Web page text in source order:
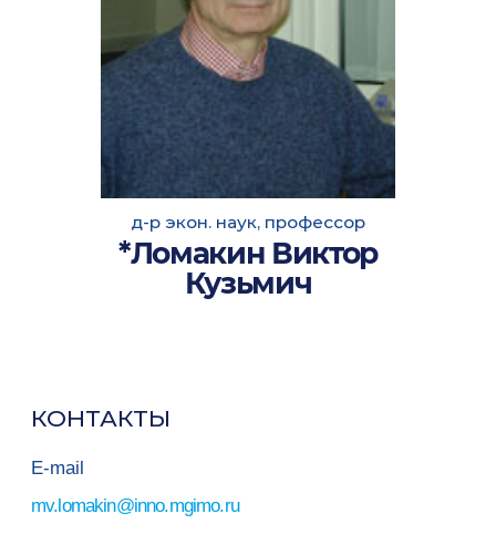
д-р экон. наук, профессор
*Ломакин Виктор
Кузьмич
КОНТАКТЫ
E-mail
v.lomakin@inno.mgimo.ru